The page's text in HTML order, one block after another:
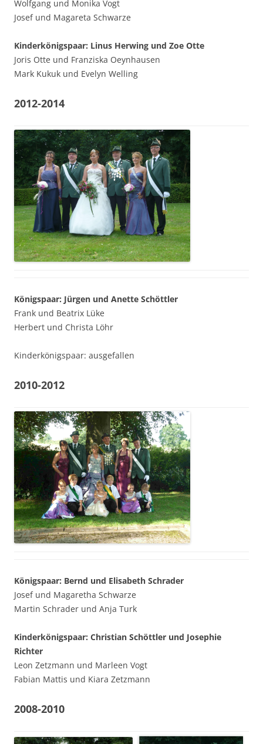
Wolfgang und Monika Vogt
Josef und Magareta Schwarze
Kinderkönigspaar: Linus Herwing und Zoe Otte
Joris Otte und Franziska Oeynhausen
Mark Kukuk und Evelyn Welling
2012-2014
Königspaar: Jürgen und Anette Schöttler
Frank und Beatrix Lüke
Herbert und Christa Löhr
Kinderkönigspaar: ausgefallen
2010-2012
Königspaar: Bernd und Elisabeth Schrader
Josef und Magaretha Schwarze
Martin Schrader und Anja Turk
Kinderkönigspaar: Christian Schöttler und Josephie
Richter
Leon Zetzmann und Marleen Vogt
Fabian Mattis und Kiara Zetzmann
2008-2010